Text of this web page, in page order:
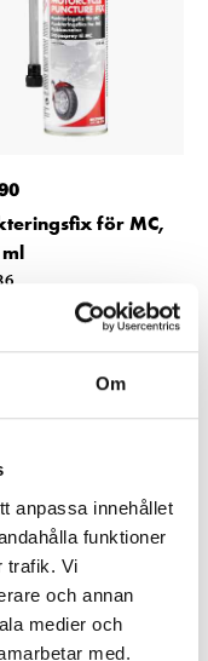
Om
anpassa innehållet
funktioner
trafik. Vi
och annan
medier och
med.
för MC,
65varuhus